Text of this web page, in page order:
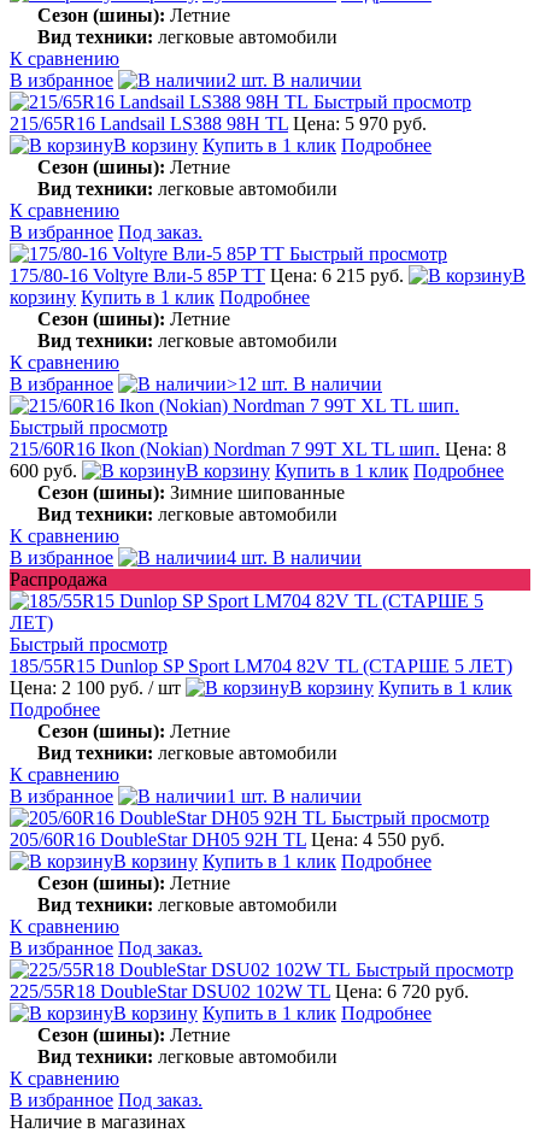
Сезон (шины): Летние
Вид техники: легковые автомобили
К сравнению
В избранное
2 шт. В наличии
Быстрый просмотр
215/65R16 Landsail LS388 98H TL Цена: 5 970 руб.
В корзину Купить в 1 клик Подробнее
Сезон (шины): Летние
Вид техники: легковые автомобили
К сравнению
В избранное Под заказ.
Быстрый просмотр
175/80-16 Voltyre Вли-5 85P TT Цена: 6 215 руб.
В
корзину Купить в 1 клик Подробнее
Сезон (шины): Летние
Вид техники: легковые автомобили
К сравнению
В избранное
>12 шт. В наличии
Быстрый просмотр
215/60R16 Ikon (Nokian) Nordman 7 99T XL TL шип. Цена: 8
600 руб.
В корзину Купить в 1 клик Подробнее
Сезон (шины): Зимние шипованные
Вид техники: легковые автомобили
К сравнению
В избранное
4 шт. В наличии
Распродажа
Быстрый просмотр
185/55R15 Dunlop SP Sport LM704 82V TL (СТАРШЕ 5 ЛЕТ)
Цена: 2 100 руб. / шт В корзину Купить в 1 клик
Подробнее
Сезон (шины): Летние
Вид техники: легковые автомобили
К сравнению
В избранное
1 шт. В наличии
Быстрый просмотр
205/60R16 DoubleStar DH05 92H TL Цена: 4 550 руб.
В корзину Купить в 1 клик Подробнее
Сезон (шины): Летние
Вид техники: легковые автомобили
К сравнению
В избранное Под заказ.
Быстрый просмотр
225/55R18 DoubleStar DSU02 102W TL Цена: 6 720 руб.
В корзину Купить в 1 клик Подробнее
Сезон (шины): Летние
Вид техники: легковые автомобили
К сравнению
В избранное Под заказ.
Наличие в магазинах